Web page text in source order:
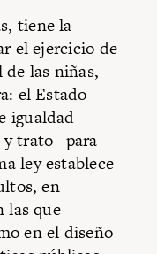
tiene la
el ejercicio de
las niñas,
el Estado
igualdad
trato– para
ley establece
en
las que
en el diseño